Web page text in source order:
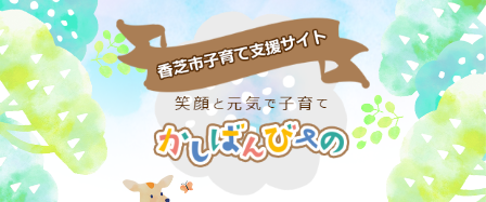
ペ
ー
ジ
の
先
頭
で
す
。
メ
ニ
ュ
ー
を
飛
ば
し
て